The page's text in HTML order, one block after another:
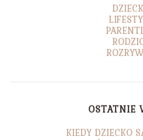
OSTATNIE
KIEDY DZIECKO